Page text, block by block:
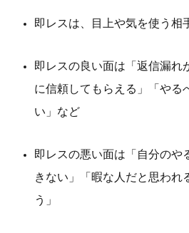
即レスは、目上や気を使う相
即レスの良い面は「返信漏れ
に信頼してもらえる」「やる
い」など
即レスの悪い面は「自分のや
きない」「暇な人だと思われ
う」